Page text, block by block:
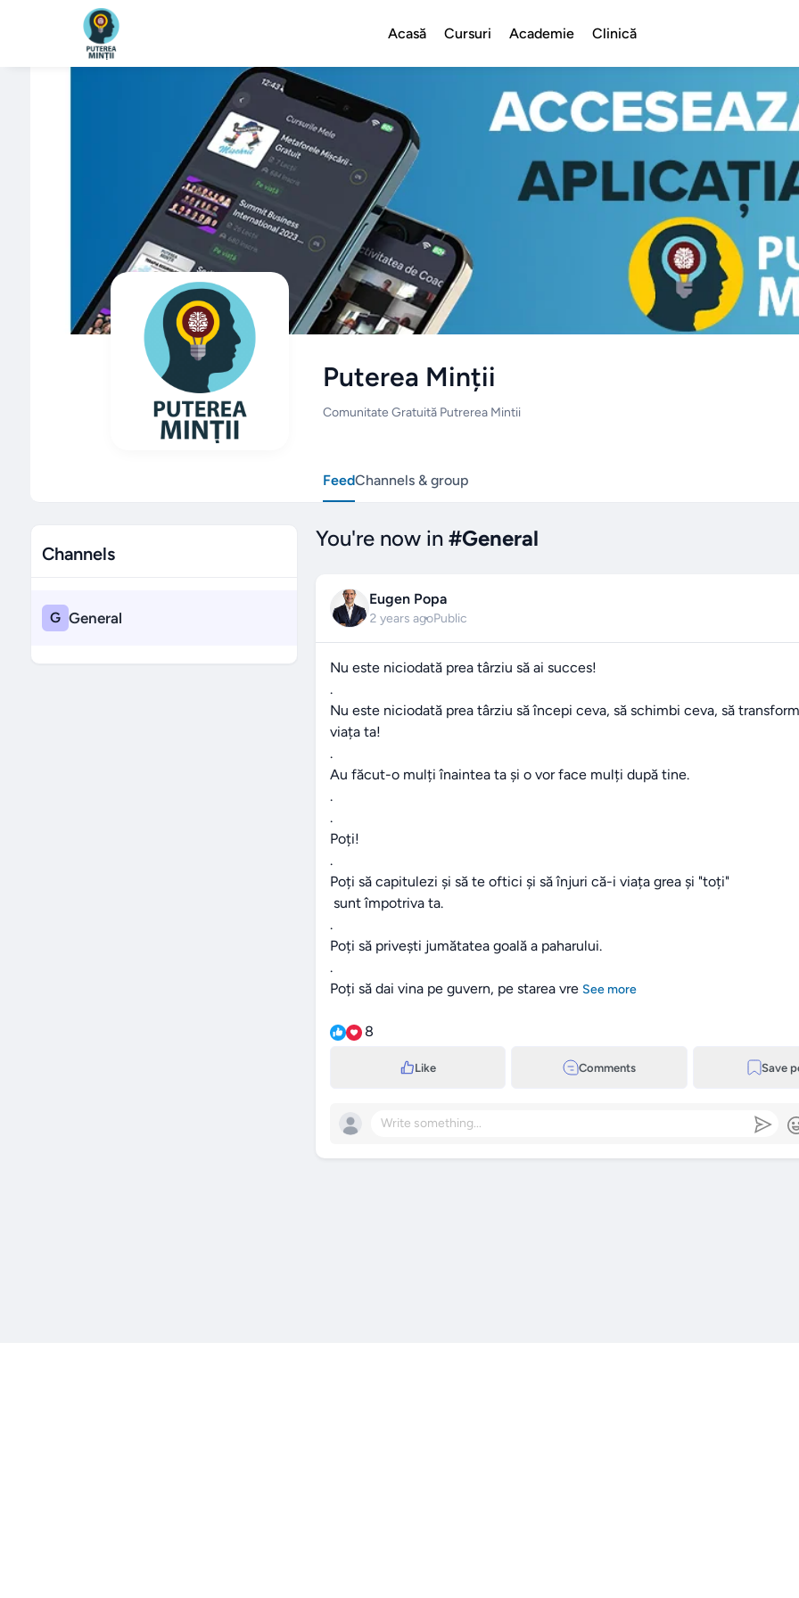
Acasă Cursuri Academie Clinică
Puterea Minții
Comunitate Gratuită Putrerea Mintii
FeedChannels & group
Channels
G General
You're now in #General
Eugen Popa
2 years agoPublic
Nu este niciodată prea târziu să ai succes!
.
Nu este niciodată prea târziu să începi ceva, să schimbi ceva, să
viața ta!
.
Au făcut-o mulți înaintea ta și o vor face mulți după tine.
.
.
Poți!
.
Poți să capitulezi și să te oftici și să înjuri că-i viața grea și "toți"
.
Poți să privești jumătatea goală a paharului.
.
Poți să dai vina pe guvern, pe starea vre See more
8
Like Comments Save